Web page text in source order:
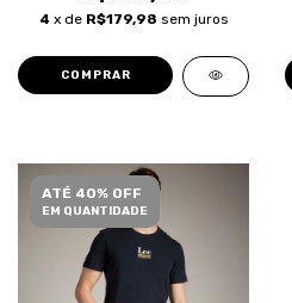
4 x de R$179,98 sem juros
COMPRAR
ATÉ 40% OFF
EM QUANTIDADE